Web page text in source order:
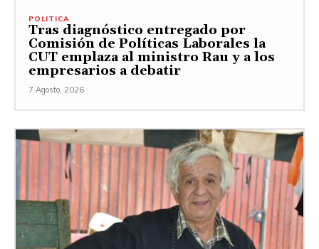
POLITICA
Tras diagnóstico entregado por
Comisión de Políticas Laborales la
CUT emplaza al ministro Rau y a los
empresarios a debatir
7 Agosto, 2026